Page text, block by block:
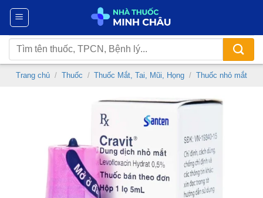
Chuyển
nội
dung
Tìm
kiếm:
Trang chủ / Thuốc / Thuốc Mắt, Tai, Mũi, Họng / Thuốc nhỏ mắt